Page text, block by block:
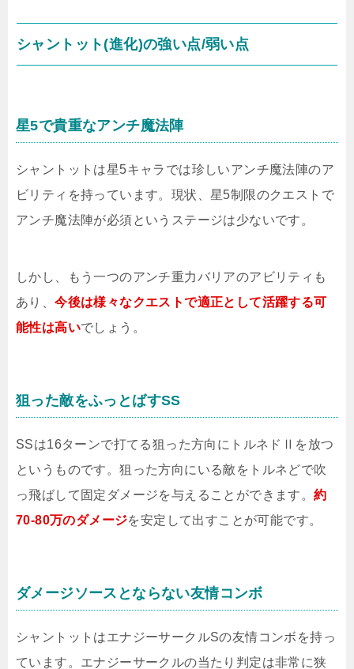
シャントット(進化)の強い点/弱い点
星5で貴重なアンチ魔法陣
シャントットは星5キャラでは珍しいアンチ魔法陣のア
ビリティを持っています。現状、星5制限のクエストで
アンチ魔法陣が必須というステージは少ないです。
しかし、もう一つのアンチ重力バリアのアビリティも
あり、今後は様々なクエストで適正として活躍する可
能性は高いでしょう。
狙った敵をふっとばすSS
SSは16ターンで打てる狙った方向にトルネドⅡを放つ
というものです。狙った方向にいる敵をトルネどで吹
っ飛ばして固定ダメージを与えることができます。約
70-80万のダメージを安定して出すことが可能です。
ダメージソースとならない友情コンボ
シャントットはエナジーサークルSの友情コンボを持っ
ています。エナジーサークルの当たり判定は非常に狭